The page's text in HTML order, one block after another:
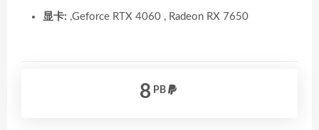
显卡: ,Geforce RTX 4060 , Radeon RX 7650
8 PB